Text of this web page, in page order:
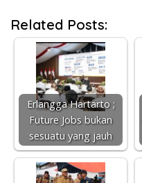
Related Posts:
Erlangga Hartarto ;
Future Jobs bukan
sesuatu yang jauh